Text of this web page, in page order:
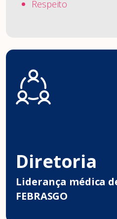
Respeito
Diretoria
Liderança médica
FEBRASGO